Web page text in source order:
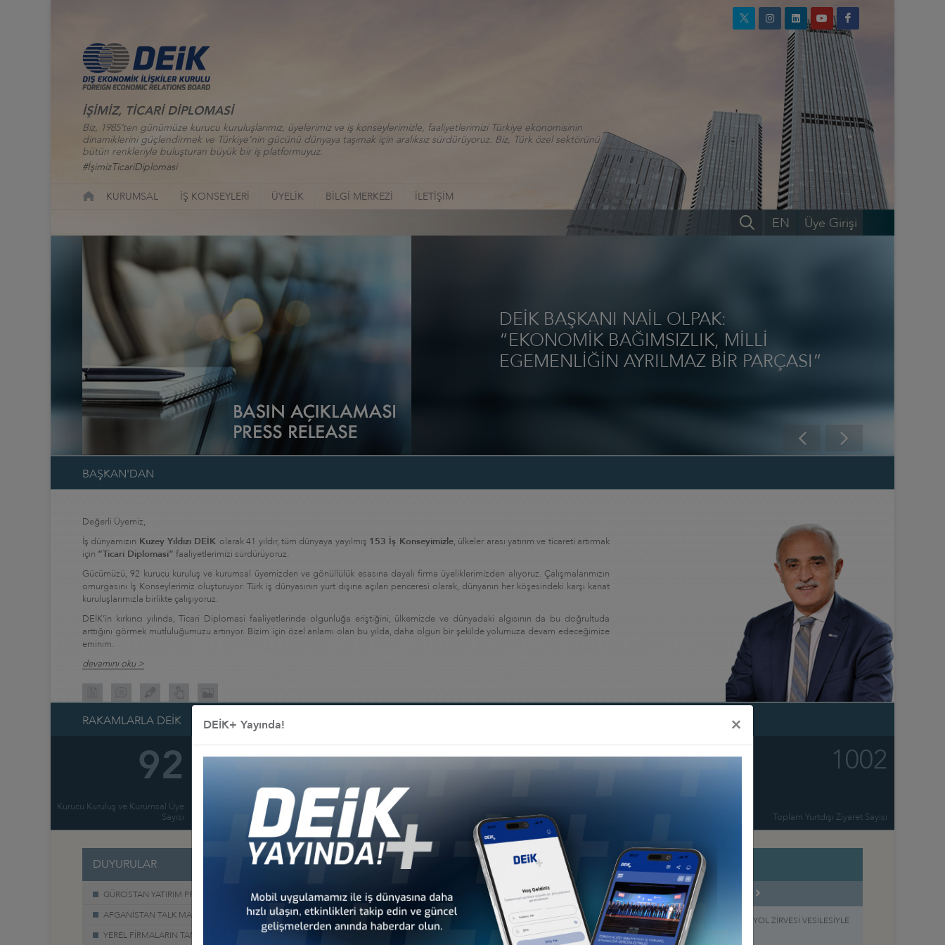
İŞİMİZ, TİCARİ DİPLOMASİ
Biz, 1985’ten günümüze kurucu kuruluşlarımız, üyelerimiz ve iş konseylerimizle, faaliyetlerimizi Türkiye ekonomisinin
dinamiklerini güçlendirmek ve Türkiye’nin gücünü dünyaya taşımak için aralıksız sürdürüyoruz. Biz, Türk özel sektörünü
bütün renkleriyle buluşturan büyük bir iş platformuyuz.
#İşimizTicariDiplomasi
KURUMSAL İŞ KONSEYLERİ ÜYELİK BİLGİ MERKEZİ İLETİŞİM
Üye Girişi
EN
DEİK BAŞKANI NAİL OLPAK:
“EKONOMİK BAĞIMSIZLIK, MİLLİ
EGEMENLİĞİN AYRILMAZ BİR PARÇASI”
BAŞKAN'DAN
Değerli Üyemiz,
İş dünyamızın Kuzey Yıldızı DEİK olarak 41 yıldır, tüm dünyaya yayılmış 153 İş Konseyimizle, ülkeler arası yatırım ve ticareti artırmak
için “Ticari Diplomasi” faaliyetlerimizi sürdürüyoruz.
Gücümüzü, 92 kurucu kuruluş ve kurumsal üyemizden ve gönüllülük esasına dayalı firma üyeliklerimizden alıyoruz. Çalışmalarımızın
omurgasını İş Konseylerimiz oluşturuyor. Türk iş dünyasının yurt dışına açılan penceresi olarak, dünyanın her köşesindeki karşı kanat
kuruluşlarımızla birlikte çalışıyoruz.
DEİK’in kırkıncı yılında, Ticari Diplomasi faaliyetlerinde olgunluğa eriştiğini, ülkemizde ve dünyadaki algısının da bu doğrultuda
arttığını görmek mutluluğumuzu artırıyor. Bizim için özel anlamı olan bu yılda, daha olgun bir şekilde yolumuza devam edeceğimize
eminim.
devamını oku >
RAKAMLARLA DEİK
92
Kurucu Kuruluş ve Kurumsal Üye
Sayısı
153
İş Konseyi Sayısı
93
T.C. Cumhurbaşkanı ile Ziyaret
600
Temsilcisi Sayısı
17922 1002
Toplam Yurtdışı Ziyaret Sayısı
DUYURULAR
GÜRCİSTAN YATIRIM PROJELERİ HK.
AFGANİSTAN TALK MADEN SAHASI GELİŞTİRME İHALESİ HK
YEREL FİRMALARIN TANITIM SERGİSİ, 17-20 HAZİRAN 2026, BAKÜ
ETKİNLİK TAKVİMİ
AĞUSTOS 2026
10
Pazartesi
DEİK/TÜRKİYE-HONG KONG İŞ KONSEYİ’NİN KUŞAK VE YOL ZİRVESİ VESİLESİYLE
HONG KONG’A HEYET ZİYARETİ, 7-11 EYLÜL 2026
DEİK+ Yayında! ×